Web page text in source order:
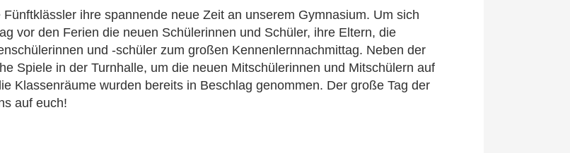
ihre spannende neue Zeit an unserem Gymnasium. Um sich
vor den Ferien die neuen Schülerinnen und Schüler, ihre Eltern, die
und -schüler zum großen Kennenlernnachmittag. Neben der
Spiele in der Turnhalle, um die neuen Mitschülerinnen und Mitschülern auf
Klassenräume wurden bereits in Beschlag genommen. Der große Tag der
auf euch!